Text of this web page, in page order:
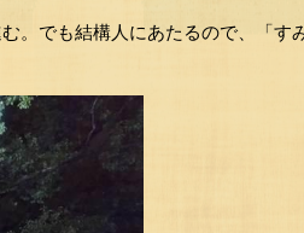
。でも結構人にあたるので、「す